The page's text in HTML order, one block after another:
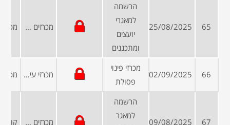
65
25/08/2025
הרשמה
למאגרי
יועצים
ומתכננים
מכרזים פומביים
66
02/09/2025
מכרזי פינוי
פסולת
מכרזי עיריות ומועצות
67
09/08/2025
הרשמה
למאגר
מכרזים פומביים